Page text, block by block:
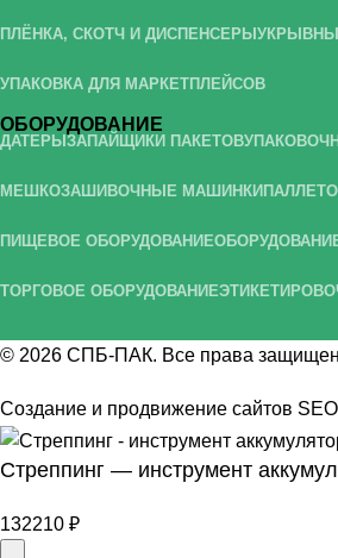
ПЛЁНКА, СКОТЧ И ДИСПЕНСЕРЫ
УПАКОВКА ДЛЯ МАРКЕТПЛЕЙСОВ
ОБОРУДОВАНИЕ
ДАТЕРЫ ЗАПАЙЩИКИ ПАКЕТОВ
МЕШКОЗАШИВОЧНЫЕ МАШИНКИ
ПИЩЕВОЕ ОБОРУДОВАНИЕ
ТОРГОВОЕ ОБОРУДОВАНИЕ
© 2026 СПБ-ПАК. Все права
Создание и продвижение сайтов
Стреппинг — инструмент
132210 ₽